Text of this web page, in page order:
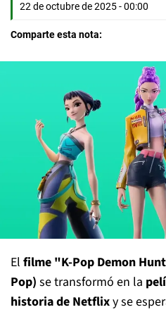
22 de octubre de 2025 - 00:00
Comparte esta nota:
El filme "K-Pop Demon
Pop) se transformó en la
historia de Netflixy se